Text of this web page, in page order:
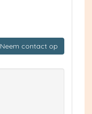
Neem contact op